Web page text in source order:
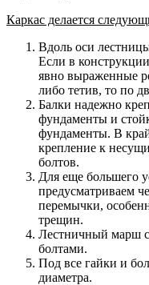
Каркас делается
Вдоль оси
Если в
явно выраженные
либо тетив, то по
Балки надежно
фундаменты и
фундаменты. В
крепление к
болтов.
Для еще большего
предусматриваем
перемычки,
трещин.
Лестничный марш
болтами.
Под все гайки и
диаметра.